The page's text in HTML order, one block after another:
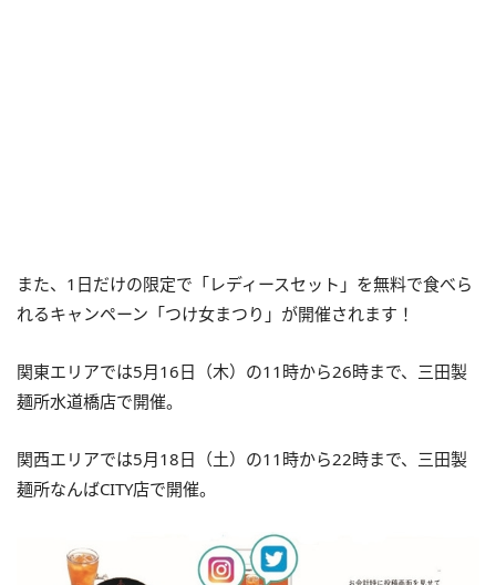
また、1日だけの限定で「レディースセット」を無料で食べら
れるキャンペーン「つけ女まつり」が開催されます！
関東エリアでは5月16日（木）の11時から26時まで、三田製
麺所水道橋店で開催。
関西エリアでは5月18日（土）の11時から22時まで、三田製
麺所なんばCITY店で開催。